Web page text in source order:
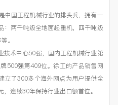
中国工程机械行业的排头兵，拥有一
：两千吨级全地面起重机，四千吨级
。
技术中心50强，国内工程机械行业第
500强第409位。徐工的产品销售网
立了300多个海外网点为用户提供全
连续30年保持行业出口额首位。